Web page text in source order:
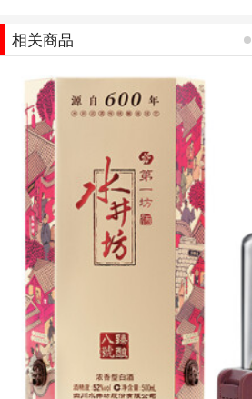
1
相关商品